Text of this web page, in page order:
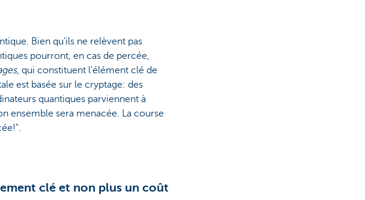
Bien qu'ils ne relèvent pas
pourront, en cas de percée,
, qui constituent l'élément clé de
est basée sur le cryptage: des
quantiques parviennent à
ensemble sera menacée. La course
clé et non plus un coût